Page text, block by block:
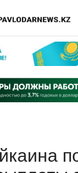
Регистрация